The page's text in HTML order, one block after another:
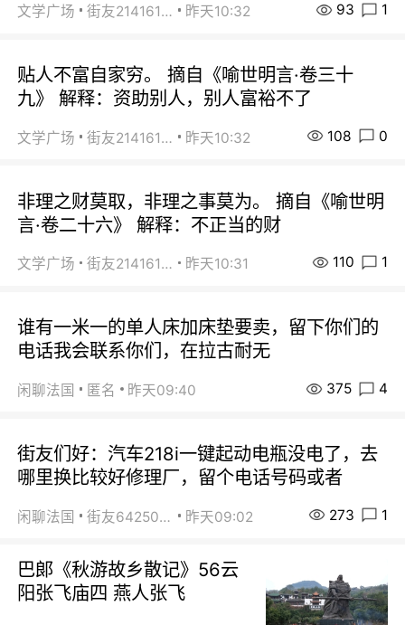
文学广场 街友21416156 昨天10:32 93 1
贴人不富自家穷。 摘自《喻世明言·卷三十
九》 解释：资助别人，别人富裕不了
文学广场 街友21416156 昨天10:32 108 0
非理之财莫取，非理之事莫为。 摘自《喻世明
言·卷二十六》 解释：不正当的财
文学广场 街友21416156 昨天10:31 110 1
谁有一米一的单人床加床垫要卖，留下你们的
电话我会联系你们，在拉古耐无
闲聊法国 匿名 昨天09:40 375 4
街友们好：汽车218i一键起动电瓶没电了，去
哪里换比较好修理厂，留个电话号码或者
闲聊法国 街友64250024 昨天09:02 273 1
巴郞《秋游故乡散记》56云
阳张飞庙四 燕人张飞